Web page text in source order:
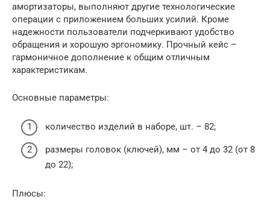
амортизаторы, выполняют другие технологические
операции с приложением больших усилий. Кроме
надежности пользователи подчеркивают удобство
обращения и хорошую эргономику. Прочный кейс –
гармоничное дополнение к общим отличным
характеристикам.
Основные параметры:
количество изделий в наборе, шт. – 82;
размеры головок (ключей), мм – от 4 до 32 (от 8
до 22);
Плюсы: